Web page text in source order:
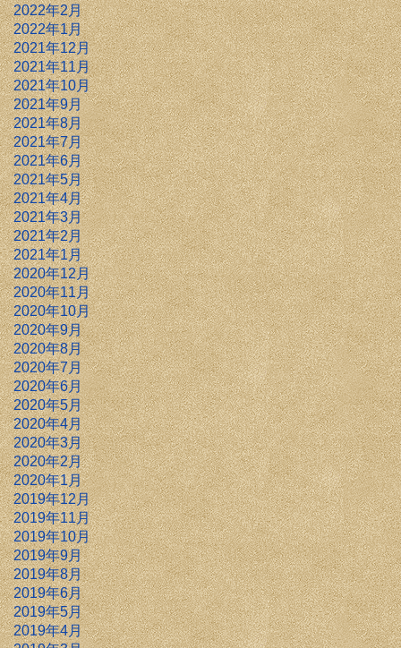
2022年2月
2022年1月
2021年12月
2021年11月
2021年10月
2021年9月
2021年8月
2021年7月
2021年6月
2021年5月
2021年4月
2021年3月
2021年2月
2021年1月
2020年12月
2020年11月
2020年10月
2020年9月
2020年8月
2020年7月
2020年6月
2020年5月
2020年4月
2020年3月
2020年2月
2020年1月
2019年12月
2019年11月
2019年10月
2019年9月
2019年8月
2019年6月
2019年5月
2019年4月